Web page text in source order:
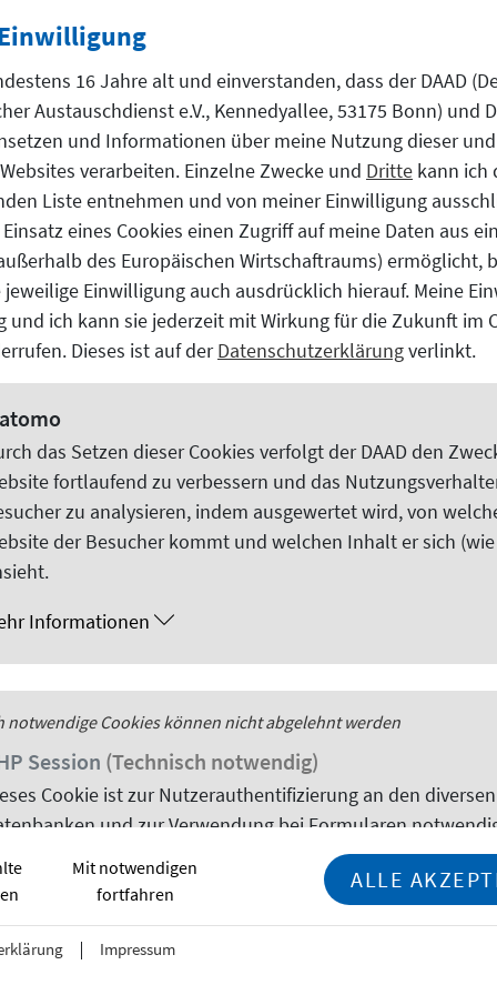
(AS) Peking nach Chongqing, um
und der Chongqing University eine Vortragsreihe zum
bzw. Vertreter der Universität Bayreuth und der
Xi‘an Jiaotong Universität stößt
Austauschdienst (DAAD) Peking zur dritten
der Xi’an Jiaotong-Universität eingeladen. Sie nahm
die Vorteile eines Studiums in Deutschland vor.
Unterstützung für
Deutschland
Informationszentrum (IC) Shanghai die East China
of Shanghai for Science and Technology.
Studierender in Peking
die DAAD Außenstelle Peking deutsche
dabei zunächst auf Peking. Aber auch so nahmen
teil.
16 Jahre alt und einverstanden, dass der DAAD
Austauschdienst e.V., Kennedyallee, 53175 Bonn) und
und Informationen über meine Nutzung dieser
Websites verarbeiten. Einzelne Zwecke und Dritte kann ich
Liste entnehmen und von meiner Einwilligung
eines Cookies einen Zugriff auf meine Daten aus
des Europäischen Wirtschaftraums) ermöglicht,
jeweilige Einwilligung auch ausdrücklich hierauf. Meine
und ich kann sie jederzeit mit Wirkung für die Zukunft im
Dieses ist auf derDatenschutzerklärungverlinkt.
das Setzen dieserCookies verfolgt der DAAD den
fortlaufend zu verbessern und das
zu analysieren, indem ausgewertet wird, von
der Besucher kommt und welchen Inhalt er sich
Informationen
notwendigeCookieskönnen nicht abgelehnt werden
Session (Technisch notwendig)
Cookie ist zur Nutzerauthentifizierung an den diversen
und zur Verwendung bei Formularen
Informationen
Mit notwendigen
fortfahren
ALLE
Impressum